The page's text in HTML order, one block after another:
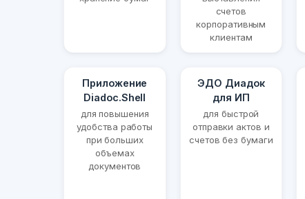
счетов
корпоративным
клиентам
Приложение
Diadoc.Shell
для повышения
удобства работы
при больших
объемах
документов
ЭДО Диадок
для ИП
для быстрой
отправки актов и
счетов без бумаги